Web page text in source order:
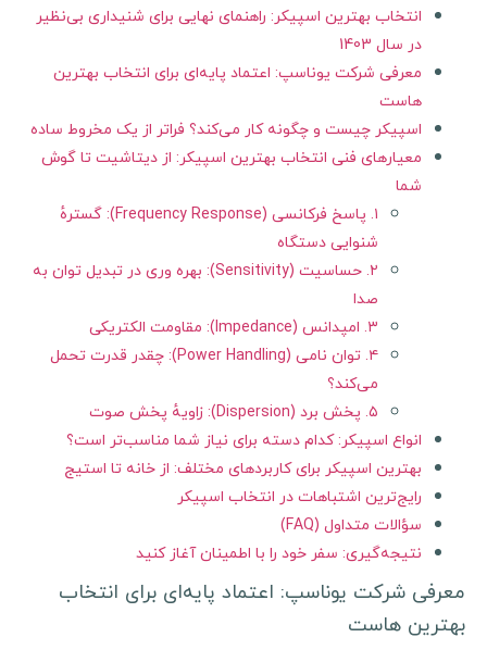
انتخاب بهترین اسپیکر: راهنمای نهایی برای شنیداری بی‌نظیر
در سال 1403
معرفی شرکت یوناسپ: اعتماد پایه‌ای برای انتخاب بهترین
هاست
اسپیکر چیست و چگونه کار می‌کند؟ فراتر از یک مخروط ساده
معیارهای فنی انتخاب بهترین اسپیکر: از دیتاشیت تا گوش
شما
۱. پاسخ فرکانسی (Frequency Response): گسترهٔ
شنوایی دستگاه
۲. حساسیت (Sensitivity): بهره وری در تبدیل توان به
صدا
۳. امپدانس (Impedance): مقاومت الکتریکی
۴. توان نامی (Power Handling): چقدر قدرت تحمل
می‌کند؟
۵. پخش برد (Dispersion): زاویهٔ پخش صوت
انواع اسپیکر: کدام دسته برای نیاز شما مناسب‌تر است؟
بهترین اسپیکر برای کاربردهای مختلف: از خانه تا استیج
رایج‌ترین اشتباهات در انتخاب اسپیکر
سؤالات متداول (FAQ)
نتیجه‌گیری: سفر خود را با اطمینان آغاز کنید
معرفی شرکت یوناسپ: اعتماد پایه‌ای برای انتخاب
بهترین هاست